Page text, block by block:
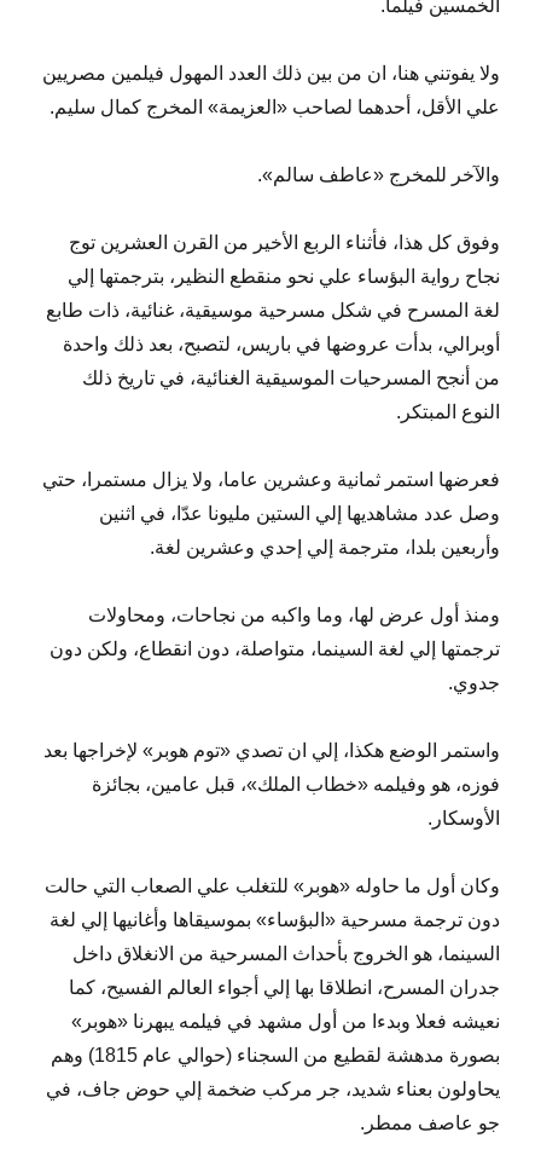
الخمسين فيلما.
ولا يفوتني هنا، ان من بين ذلك العدد المهول فيلمين مصريين
علي الأقل، أحدهما لصاحب «العزيمة» المخرج كمال سليم.
والآخر للمخرج «عاطف سالم».
وفوق كل هذا، فأثناء الربع الأخير من القرن العشرين توج
نجاح رواية البؤساء علي نحو منقطع النظير، بترجمتها إلي
لغة المسرح في شكل مسرحية موسيقية، غنائية، ذات طابع
أوبرالي، بدأت عروضها في باريس، لتصبح، بعد ذلك واحدة
من أنجح المسرحيات الموسيقية الغنائية، في تاريخ ذلك
النوع المبتكر.
فعرضها استمر ثمانية وعشرين عاما، ولا يزال مستمرا، حتي
وصل عدد مشاهديها إلي الستين مليونا عدّا، في اثنين
وأربعين بلدا، مترجمة إلي إحدي وعشرين لغة.
ومنذ أول عرض لها، وما واكبه من نجاحات، ومحاولات
ترجمتها إلي لغة السينما، متواصلة، دون انقطاع، ولكن دون
جدوي.
واستمر الوضع هكذا، إلي ان تصدي «توم هوبر» لإخراجها بعد
فوزه، هو وفيلمه «خطاب الملك»، قبل عامين، بجائزة
الأوسكار.
وكان أول ما حاوله «هوبر» للتغلب علي الصعاب التي حالت
دون ترجمة مسرحية «البؤساء» بموسيقاها وأغانيها إلي لغة
السينما، هو الخروج بأحداث المسرحية من الانغلاق داخل
جدران المسرح، انطلاقا بها إلي أجواء العالم الفسيح، كما
نعيشه فعلا وبدءا من أول مشهد في فيلمه يبهرنا «هوبر»
بصورة مدهشة لقطيع من السجناء (حوالي عام 1815) وهم
يحاولون بعناء شديد، جر مركب ضخمة إلي حوض جاف، في
جو عاصف ممطر.